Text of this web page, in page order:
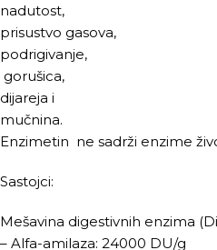
nadutost,
prisustvo gasova,
podrigivanje,
gorušica,
dijareja i
mučnina.
Enzimetin ne sadrži enzime
Sastojci:
Mešavina digestivnih enzima
– Alfa-amilaza: 24000 DU/g